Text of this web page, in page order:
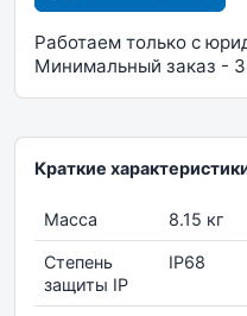
Работаем только с
Минимальный заказ -
Краткие
Масса 8.15 кг
Степень
защиты IP
IP68